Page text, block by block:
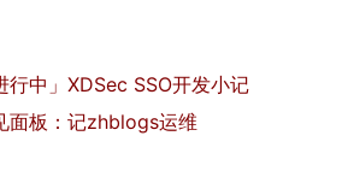
行中」XDSec SSO开发小记
面板：记zhblogs运维